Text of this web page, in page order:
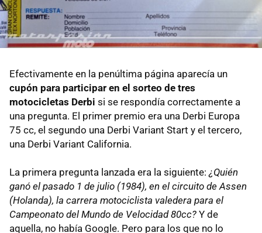
Efectivamente en la penúltima página aparecía un
cupón para participar en el sorteo de tres
motocicletas Derbi si se respondía correctamente a
una pregunta. El primer premio era una Derbi Europa
75 cc, el segundo una Derbi Variant Start y el tercero,
una Derbi Variant California.
La primera pregunta lanzada era la siguiente:¿Quién
ganó el pasado 1 de julio (1984), en el circuito de Assen
(Holanda), la carrera motociclista valedera para el
Campeonato del Mundo de Velocidad 80cc? Y de
aquella, no había Google. Pero para los que no lo